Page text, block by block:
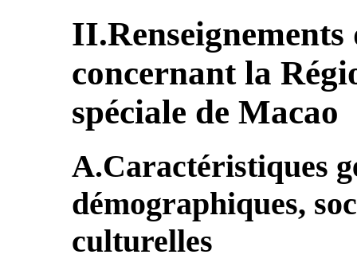
II.Renseignements
concernant la
spéciale de Macao
A.Caractéristiques
démographiques,
culturelles